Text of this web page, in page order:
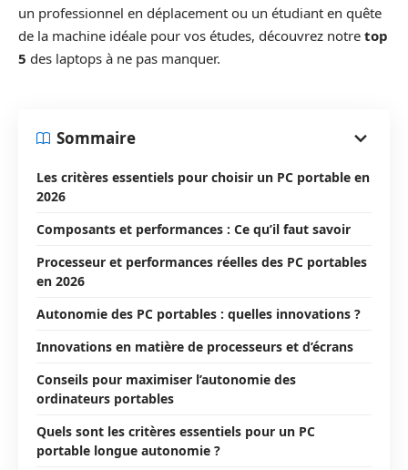
un professionnel en déplacement ou un étudiant en quête
de la machine idéale pour vos études, découvrez notre top
5 des laptops à ne pas manquer.
Sommaire
Les critères essentiels pour choisir un PC portable en
2026
Composants et performances : Ce qu’il faut savoir
Processeur et performances réelles des PC portables
en 2026
Autonomie des PC portables : quelles innovations ?
Innovations en matière de processeurs et d’écrans
Conseils pour maximiser l’autonomie des
ordinateurs portables
Quels sont les critères essentiels pour un PC
portable longue autonomie ?